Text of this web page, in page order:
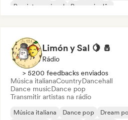
Pop internacional
Rap em inglês
Limón y Sal 🍋 🧂
Rádio
> 5200 feedbacks enviados
Música italianaCountryDancehall
Dance musicDance pop
Transmitir artistas na rádio
Música italiana Dance pop
Dream